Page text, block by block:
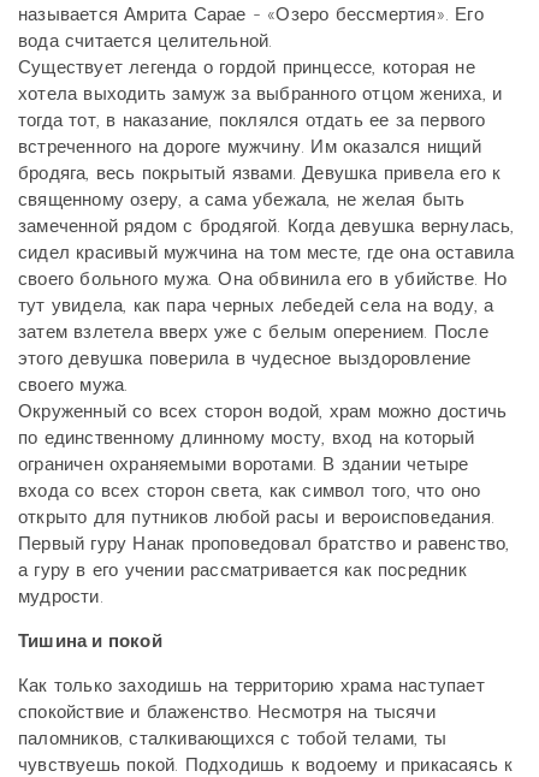
называется Амрита Сарае - «Озеро бессмертия». Его
вода считается целительной.
Существует легенда о гордой принцессе, которая не
хотела выходить замуж за выбранного отцом жениха, и
тогда тот, в наказание, поклялся отдать ее за первого
встреченного на дороге мужчину. Им оказался нищий
бродяга, весь покрытый язвами. Девушка привела его к
священному озеру, а сама убежала, не желая быть
замеченной рядом с бродягой. Когда девушка вернулась,
сидел красивый мужчина на том месте, где она оставила
своего больного мужа. Она обвинила его в убийстве. Но
тут увидела, как пара черных лебедей села на воду, а
затем взлетела вверх уже с белым оперением. После
этого девушка поверила в чудесное выздоровление
своего мужа.
Окруженный со всех сторон водой, храм можно достичь
по единственному длинному мосту, вход на который
ограничен охраняемыми воротами. В здании четыре
входа со всех сторон света, как символ того, что оно
открыто для путников любой расы и вероисповедания.
Первый гуру Нанак проповедовал братство и равенство,
а гуру в его учении рассматривается как посредник
мудрости.
Тишина и покой
Как только заходишь на территорию храма наступает
спокойствие и блаженство. Несмотря на тысячи
паломников, сталкивающихся с тобой телами, ты
чувствуешь покой. Подходишь к водоему и прикасаясь к